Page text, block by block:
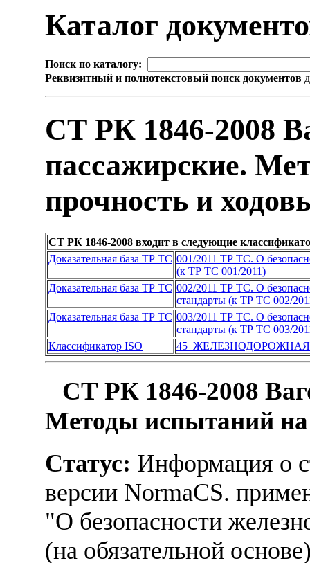
Каталог
Поиск по каталогу:
Реквизитный и полнотекстовый поиск документов
СТ РК 1846-2008
пассажирские.
прочность и
СТ РК 1846-2008 входит в следующие
Доказательная база ТР ТС 001/2011 ТР ТС. О
(к ТР ТС 001/2011)
Доказательная база ТР ТС 002/2011 ТР ТС. О
стандарты (к ТР ТС 002/
Доказательная база ТР ТС 003/2011 ТР ТС. О
стандарты (к ТР ТС 003/
Классификатор ISO
45
СТ РК 1846-2008
Методы испытаний на
Статус: Информация о
версии NormaCS.
"О безопасности
(на обязательной